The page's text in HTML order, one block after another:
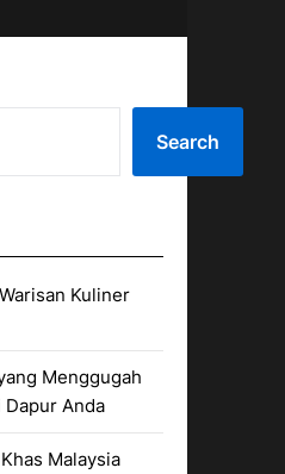
Search
Kuliner
Menggugah
Dapur Anda
Malaysia